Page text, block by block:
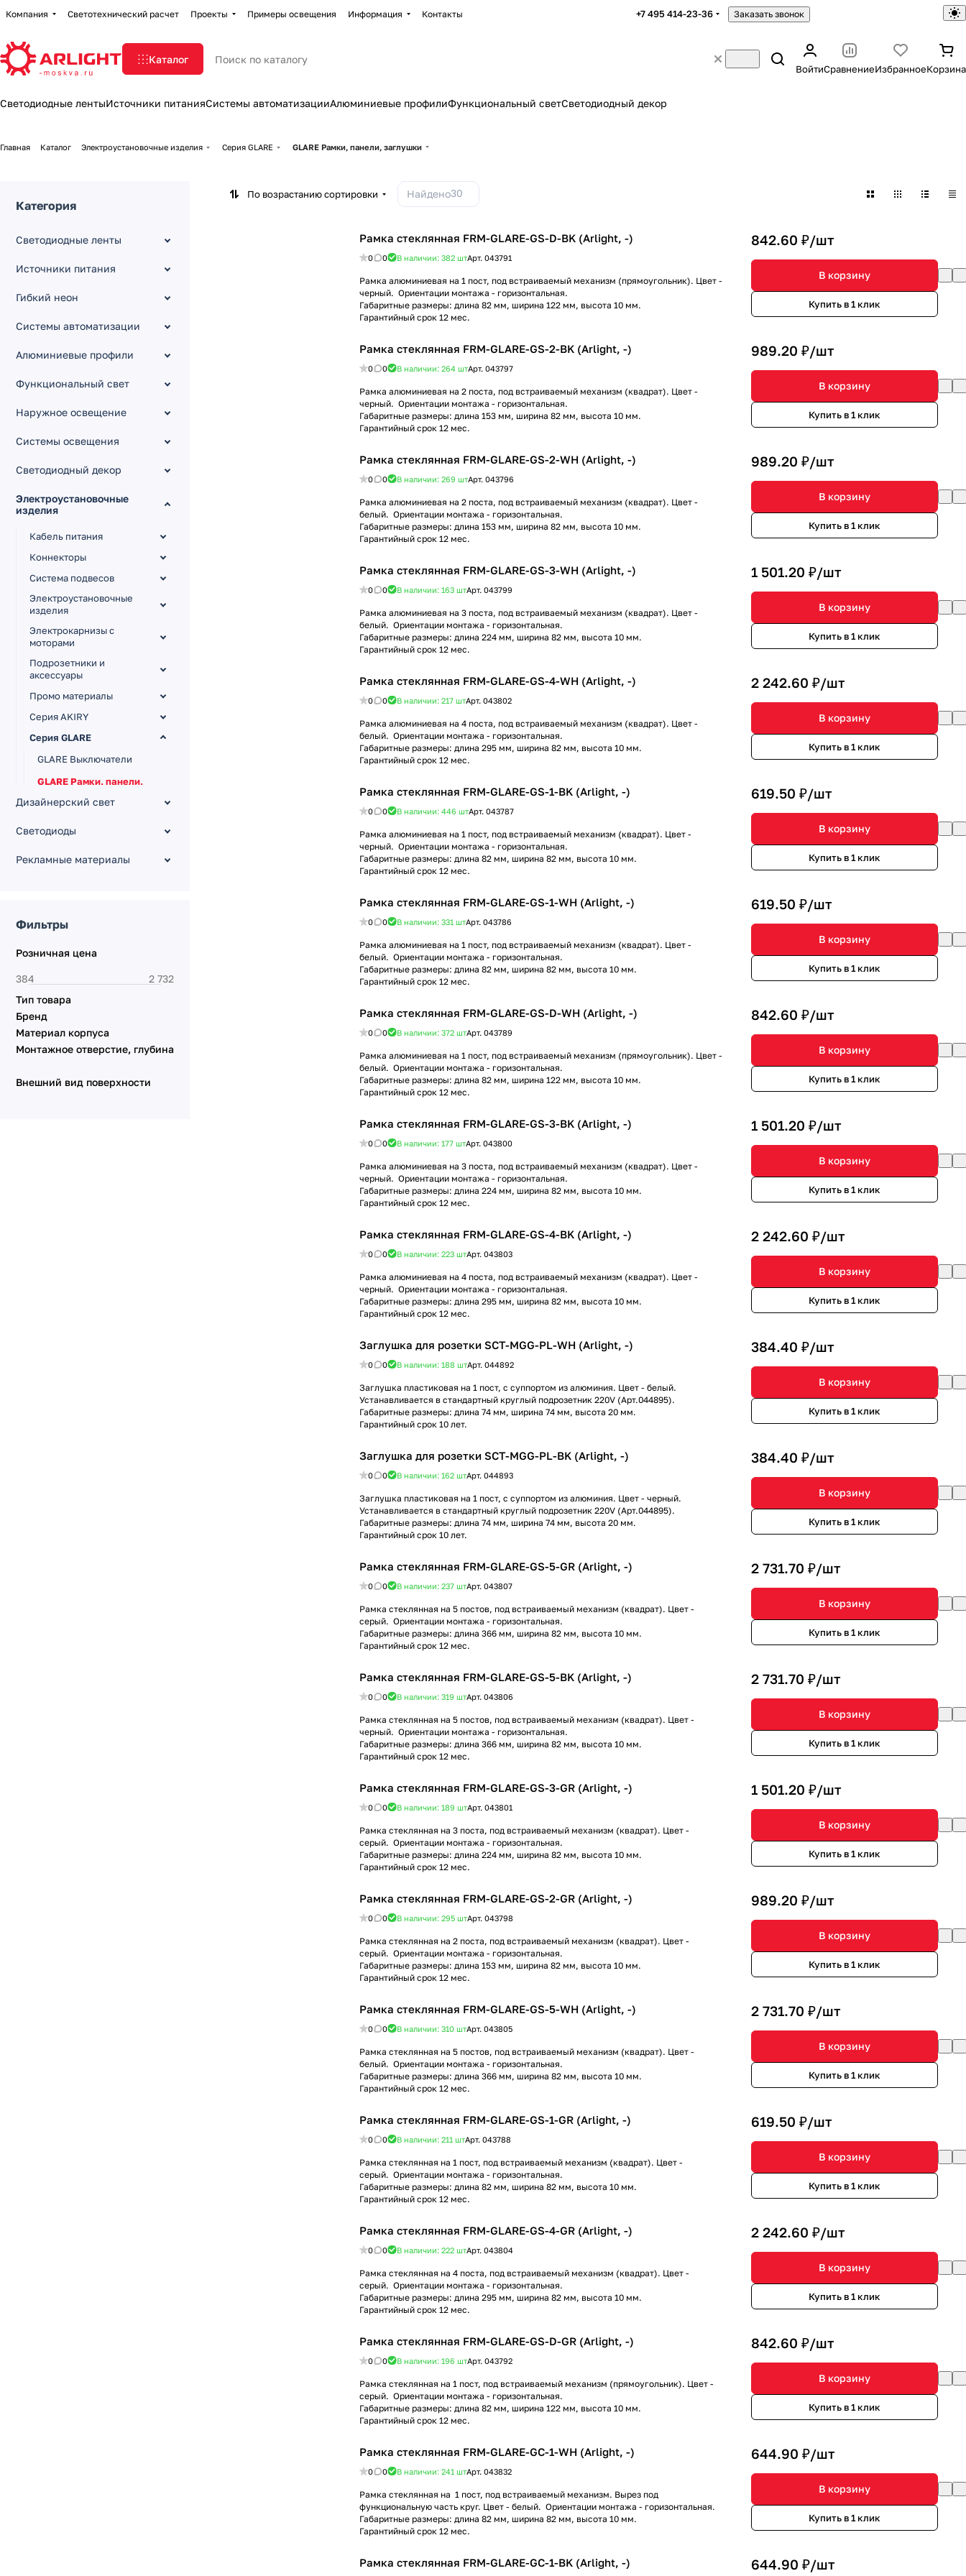
Компания Светотехнический расчет Проекты Примеры освещения Информация Контакты +7 495 414-23-36 Заказать звонок
Каталог
ВойтиСравнениеИзбранноеКорзина
Светодиодные лентыИсточники питанияСистемы автоматизацииАлюминиевые профилиФункциональный светСветодиодный декор
Главная Каталог Электроустановочные изделия Серия GLARE GLARE Рамки, панели, заглушки
По возрастанию сортировки Найдено30
Рамка стеклянная FRM-GLARE-GS-D-BK (Arlight, -)
0 0 В наличии: 382 штАрт. 043791
Рамка алюминиевая на 1 пост, под встраиваемый механизм (прямоугольник). Цвет -
черный. Ориентации монтажа - горизонтальная.
Габаритные размеры: длина 82 мм, ширина 122 мм, высота 10 мм.
Гарантийный срок 12 мес.
842.60 ₽/шт
В корзину
Купить в 1 клик
Рамка стеклянная FRM-GLARE-GS-2-BK (Arlight, -)
0 0 В наличии: 264 штАрт. 043797
Рамка алюминиевая на 2 поста, под встраиваемый механизм (квадрат). Цвет -
черный. Ориентации монтажа - горизонтальная.
Габаритные размеры: длина 153 мм, ширина 82 мм, высота 10 мм.
Гарантийный срок 12 мес.
989.20 ₽/шт
В корзину
Купить в 1 клик
Рамка стеклянная FRM-GLARE-GS-2-WH (Arlight, -)
0 0 В наличии: 269 штАрт. 043796
Рамка алюминиевая на 2 поста, под встраиваемый механизм (квадрат). Цвет -
белый. Ориентации монтажа - горизонтальная.
Габаритные размеры: длина 153 мм, ширина 82 мм, высота 10 мм.
Гарантийный срок 12 мес.
989.20 ₽/шт
В корзину
Купить в 1 клик
Рамка стеклянная FRM-GLARE-GS-3-WH (Arlight, -)
0 0 В наличии: 163 штАрт. 043799
Рамка алюминиевая на 3 поста, под встраиваемый механизм (квадрат). Цвет -
белый. Ориентации монтажа - горизонтальная.
Габаритные размеры: длина 224 мм, ширина 82 мм, высота 10 мм.
Гарантийный срок 12 мес.
1 501.20 ₽/шт
В корзину
Купить в 1 клик
Рамка стеклянная FRM-GLARE-GS-4-WH (Arlight, -)
0 0 В наличии: 217 штАрт. 043802
Рамка алюминиевая на 4 поста, под встраиваемый механизм (квадрат). Цвет -
белый. Ориентации монтажа - горизонтальная.
Габаритные размеры: длина 295 мм, ширина 82 мм, высота 10 мм.
Гарантийный срок 12 мес.
2 242.60 ₽/шт
В корзину
Купить в 1 клик
Рамка стеклянная FRM-GLARE-GS-1-BK (Arlight, -)
0 0 В наличии: 446 штАрт. 043787
Рамка алюминиевая на 1 пост, под встраиваемый механизм (квадрат). Цвет -
черный. Ориентации монтажа - горизонтальная.
Габаритные размеры: длина 82 мм, ширина 82 мм, высота 10 мм.
Гарантийный срок 12 мес.
619.50 ₽/шт
В корзину
Купить в 1 клик
Рамка стеклянная FRM-GLARE-GS-1-WH (Arlight, -)
0 0 В наличии: 331 штАрт. 043786
Рамка алюминиевая на 1 пост, под встраиваемый механизм (квадрат). Цвет -
белый. Ориентации монтажа - горизонтальная.
Габаритные размеры: длина 82 мм, ширина 82 мм, высота 10 мм.
Гарантийный срок 12 мес.
619.50 ₽/шт
В корзину
Купить в 1 клик
Рамка стеклянная FRM-GLARE-GS-D-WH (Arlight, -)
0 0 В наличии: 372 штАрт. 043789
Рамка алюминиевая на 1 пост, под встраиваемый механизм (прямоугольник). Цвет -
белый. Ориентации монтажа - горизонтальная.
Габаритные размеры: длина 82 мм, ширина 122 мм, высота 10 мм.
Гарантийный срок 12 мес.
842.60 ₽/шт
В корзину
Купить в 1 клик
Рамка стеклянная FRM-GLARE-GS-3-BK (Arlight, -)
0 0 В наличии: 177 штАрт. 043800
Рамка алюминиевая на 3 поста, под встраиваемый механизм (квадрат). Цвет -
черный. Ориентации монтажа - горизонтальная.
Габаритные размеры: длина 224 мм, ширина 82 мм, высота 10 мм.
Гарантийный срок 12 мес.
1 501.20 ₽/шт
В корзину
Купить в 1 клик
Рамка стеклянная FRM-GLARE-GS-4-BK (Arlight, -)
0 0 В наличии: 223 штАрт. 043803
Рамка алюминиевая на 4 поста, под встраиваемый механизм (квадрат). Цвет -
черный. Ориентации монтажа - горизонтальная.
Габаритные размеры: длина 295 мм, ширина 82 мм, высота 10 мм.
Гарантийный срок 12 мес.
2 242.60 ₽/шт
В корзину
Купить в 1 клик
Заглушка для розетки SCT-MGG-PL-WH (Arlight, -)
0 0 В наличии: 188 штАрт. 044892
Заглушка пластиковая на 1 пост, с суппортом из алюминия. Цвет - белый.
Устанавливается в стандартный круглый подрозетник 220V (Арт.044895).
Габаритные размеры: длина 74 мм, ширина 74 мм, высота 20 мм.
Гарантийный срок 10 лет.
384.40 ₽/шт
В корзину
Купить в 1 клик
Заглушка для розетки SCT-MGG-PL-BK (Arlight, -)
0 0 В наличии: 162 штАрт. 044893
Заглушка пластиковая на 1 пост, с суппортом из алюминия. Цвет - черный.
Устанавливается в стандартный круглый подрозетник 220V (Арт.044895).
Габаритные размеры: длина 74 мм, ширина 74 мм, высота 20 мм.
Гарантийный срок 10 лет.
384.40 ₽/шт
В корзину
Купить в 1 клик
Рамка стеклянная FRM-GLARE-GS-5-GR (Arlight, -)
0 0 В наличии: 237 штАрт. 043807
Рамка стеклянная на 5 постов, под встраиваемый механизм (квадрат). Цвет -
серый. Ориентации монтажа - горизонтальная.
Габаритные размеры: длина 366 мм, ширина 82 мм, высота 10 мм.
Гарантийный срок 12 мес.
2 731.70 ₽/шт
В корзину
Купить в 1 клик
Рамка стеклянная FRM-GLARE-GS-5-BK (Arlight, -)
0 0 В наличии: 319 штАрт. 043806
Рамка стеклянная на 5 постов, под встраиваемый механизм (квадрат). Цвет -
черный. Ориентации монтажа - горизонтальная.
Габаритные размеры: длина 366 мм, ширина 82 мм, высота 10 мм.
Гарантийный срок 12 мес.
2 731.70 ₽/шт
В корзину
Купить в 1 клик
Рамка стеклянная FRM-GLARE-GS-3-GR (Arlight, -)
0 0 В наличии: 189 штАрт. 043801
Рамка стеклянная на 3 поста, под встраиваемый механизм (квадрат). Цвет -
серый. Ориентации монтажа - горизонтальная.
Габаритные размеры: длина 224 мм, ширина 82 мм, высота 10 мм.
Гарантийный срок 12 мес.
1 501.20 ₽/шт
В корзину
Купить в 1 клик
Рамка стеклянная FRM-GLARE-GS-2-GR (Arlight, -)
0 0 В наличии: 295 штАрт. 043798
Рамка стеклянная на 2 поста, под встраиваемый механизм (квадрат). Цвет -
серый. Ориентации монтажа - горизонтальная.
Габаритные размеры: длина 153 мм, ширина 82 мм, высота 10 мм.
Гарантийный срок 12 мес.
989.20 ₽/шт
В корзину
Купить в 1 клик
Рамка стеклянная FRM-GLARE-GS-5-WH (Arlight, -)
0 0 В наличии: 310 штАрт. 043805
Рамка стеклянная на 5 постов, под встраиваемый механизм (квадрат). Цвет -
белый. Ориентации монтажа - горизонтальная.
Габаритные размеры: длина 366 мм, ширина 82 мм, высота 10 мм.
Гарантийный срок 12 мес.
2 731.70 ₽/шт
В корзину
Купить в 1 клик
Рамка стеклянная FRM-GLARE-GS-1-GR (Arlight, -)
0 0 В наличии: 211 штАрт. 043788
Рамка стеклянная на 1 пост, под встраиваемый механизм (квадрат). Цвет -
серый. Ориентации монтажа - горизонтальная.
Габаритные размеры: длина 82 мм, ширина 82 мм, высота 10 мм.
Гарантийный срок 12 мес.
619.50 ₽/шт
В корзину
Купить в 1 клик
Рамка стеклянная FRM-GLARE-GS-4-GR (Arlight, -)
0 0 В наличии: 222 штАрт. 043804
Рамка стеклянная на 4 поста, под встраиваемый механизм (квадрат). Цвет -
серый. Ориентации монтажа - горизонтальная.
Габаритные размеры: длина 295 мм, ширина 82 мм, высота 10 мм.
Гарантийный срок 12 мес.
2 242.60 ₽/шт
В корзину
Купить в 1 клик
Рамка стеклянная FRM-GLARE-GS-D-GR (Arlight, -)
0 0 В наличии: 196 штАрт. 043792
Рамка стеклянная на 1 пост, под встраиваемый механизм (прямоугольник). Цвет -
серый. Ориентации монтажа - горизонтальная.
Габаритные размеры: длина 82 мм, ширина 122 мм, высота 10 мм.
Гарантийный срок 12 мес.
842.60 ₽/шт
В корзину
Купить в 1 клик
Рамка стеклянная FRM-GLARE-GC-1-WH (Arlight, -)
0 0 В наличии: 241 штАрт. 043832
Рамка стеклянная на 1 пост, под встраиваемый механизм. Вырез под
функциональную часть круг. Цвет - белый. Ориентации монтажа - горизонтальная.
Габаритные размеры: длина 82 мм, ширина 82 мм, высота 10 мм.
Гарантийный срок 12 мес.
644.90 ₽/шт
В корзину
Купить в 1 клик
Рамка стеклянная FRM-GLARE-GC-1-BK (Arlight, -) 644.90 ₽/шт
Категория
Светодиодные ленты
Источники питания
Гибкий неон
Системы автоматизации
Алюминиевые профили
Функциональный свет
Наружное освещение
Системы освещения
Светодиодный декор
Электроустановочные
изделия
Кабель питания
Коннекторы
Система подвесов
Электроустановочные
изделия
Электрокарнизы с
моторами
Подрозетники и
аксессуары
Промо материалы
Серия AKIRY
Серия GLARE
GLARE Выключатели
GLARE Рамки, панели,
GLARE Розетки
Серия NOBE
Серия PERIO
Серия TENDO
Серия VERSA
Серия XSILO
Дизайнерский свет
Светодиоды
Рекламные материалы
Фильтры
Розничная цена
Тип товара
Бренд
Материал корпуса
Монтажное отверстие, глубина
Внешний вид поверхности